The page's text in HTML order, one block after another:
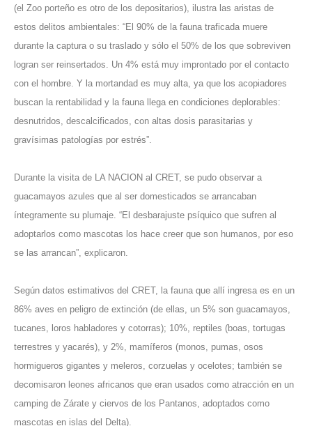
(el Zoo porteño es otro de los depositarios), ilustra las aristas de
estos delitos ambientales: “El 90% de la fauna traficada muere
durante la captura o su traslado y sólo el 50% de los que sobreviven
logran ser reinsertados. Un 4% está muy improntado por el contacto
con el hombre. Y la mortandad es muy alta, ya que los acopiadores
buscan la rentabilidad y la fauna llega en condiciones deplorables:
desnutridos, descalcificados, con altas dosis parasitarias y
gravísimas patologías por estrés”.
Durante la visita de LA NACION al CRET, se pudo observar a
guacamayos azules que al ser domesticados se arrancaban
íntegramente su plumaje. “El desbarajuste psíquico que sufren al
adoptarlos como mascotas los hace creer que son humanos, por eso
se las arrancan”, explicaron.
Según datos estimativos del CRET, la fauna que allí ingresa es en un
86% aves en peligro de extinción (de ellas, un 5% son guacamayos,
tucanes, loros habladores y cotorras); 10%, reptiles (boas, tortugas
terrestres y yacarés), y 2%, mamíferos (monos, pumas, osos
hormigueros gigantes y meleros, corzuelas y ocelotes; también se
decomisaron leones africanos que eran usados como atracción en un
camping de Zárate y ciervos de los Pantanos, adoptados como
mascotas en islas del Delta).